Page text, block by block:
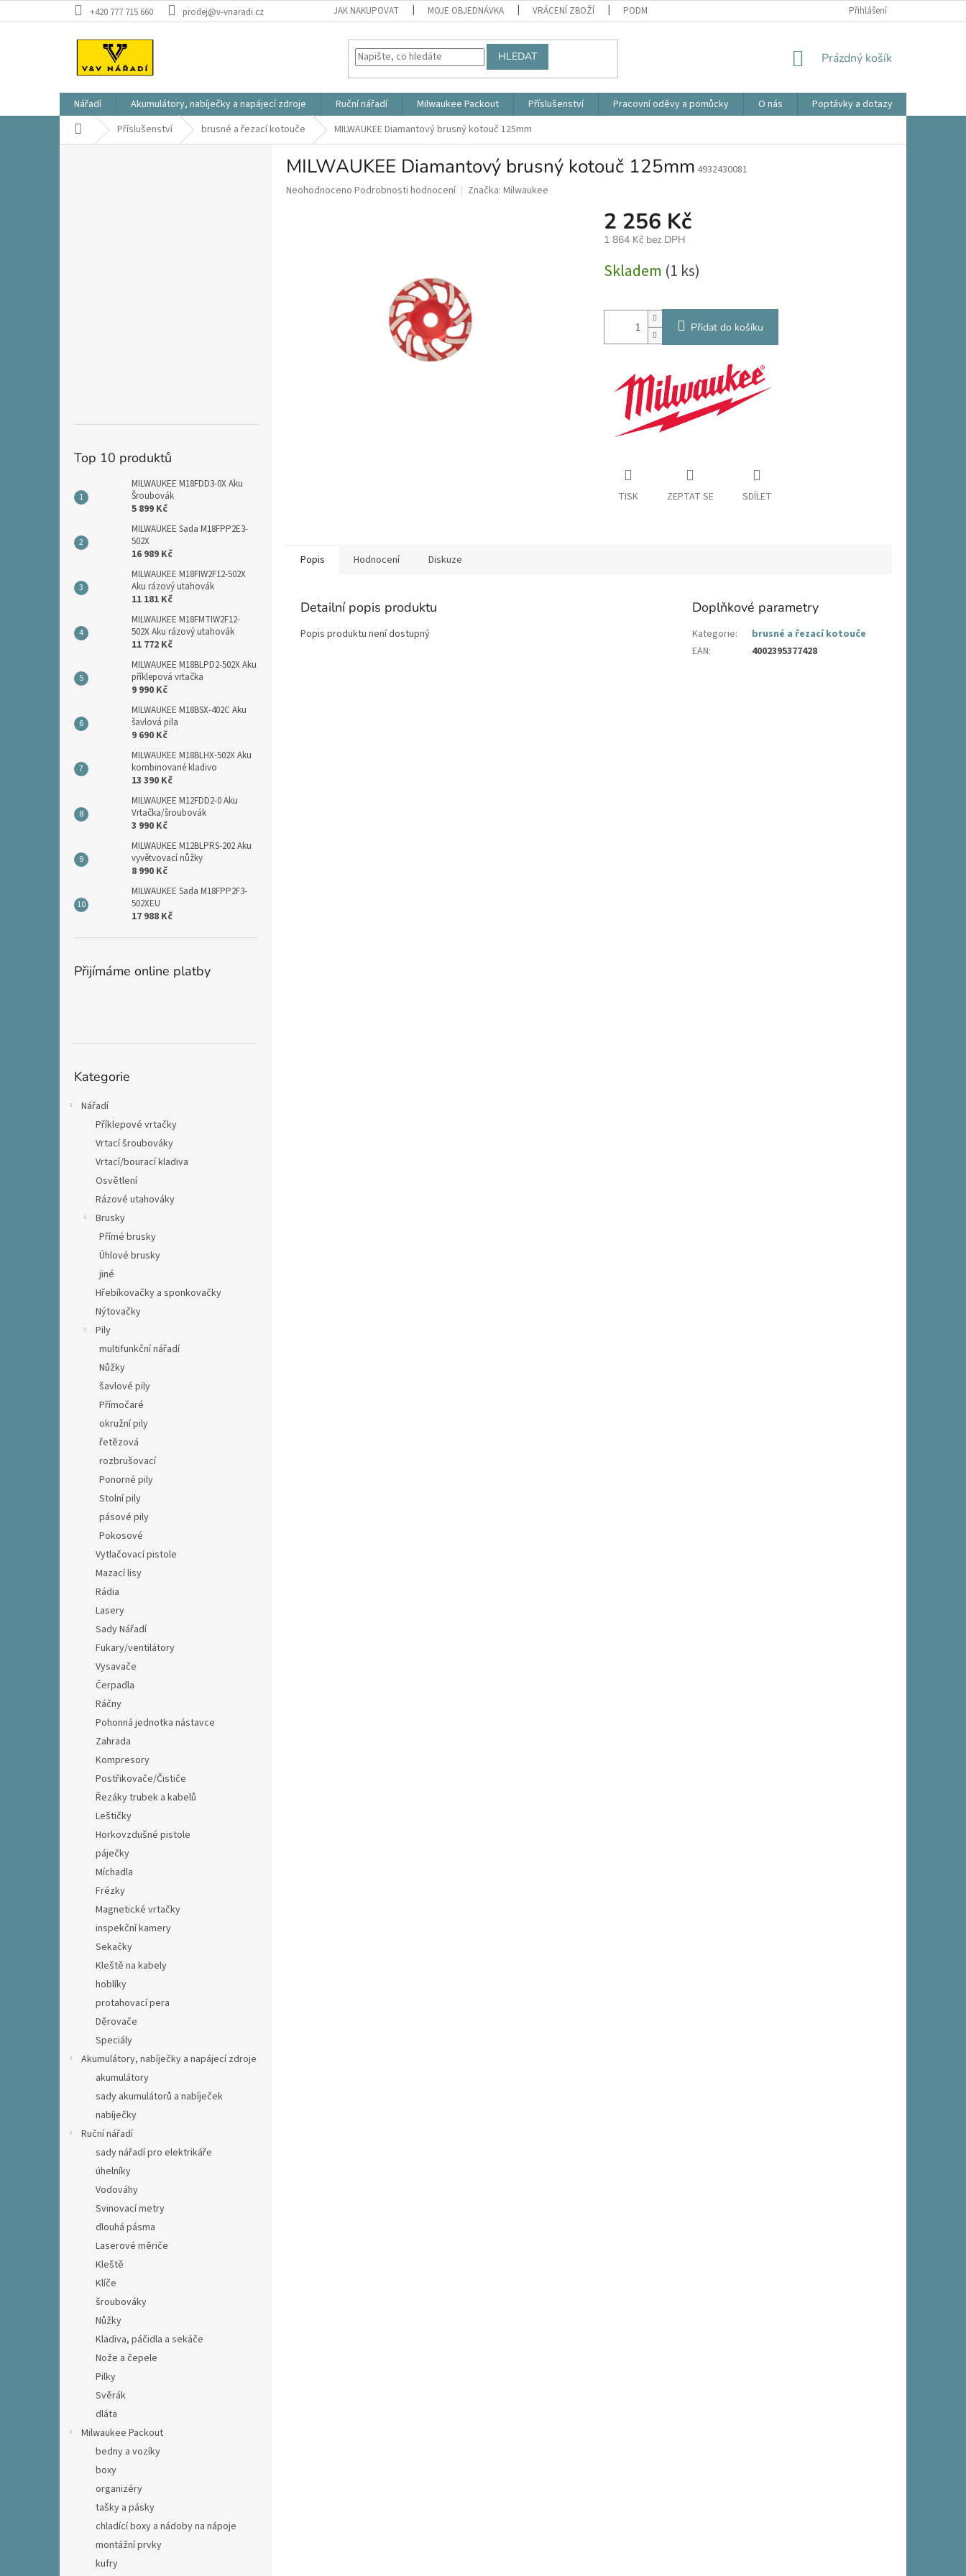
na
+420 777 715 660 prodej@v-vnaradi.cz JAK NAKUPOVAT MOJE OBJEDNÁVKA VRÁCENÍ ZBOŽÍ PODMÍNKY OCHRANY OSOBNÍCH ÚDAJŮ OBCHODNÍ PODMÍNKY
Přihlášení
HLEDAT
NÁKUPNÍ
Prázdný košík
Nářadí Akumulátory, nabíječky a napájecí zdroje Ruční nářadí Milwaukee Packout Příslušenství Pracovní oděvy a pomůcky O nás Poptávky a dotazy
Domů Příslušenství brusné a řezací kotouče MILWAUKEE Diamantový brusný kotouč 125mm
Top 10 produktů
MILWAUKEE M18FDD3-0X Aku
Šroubovák
5 899 Kč
MILWAUKEE Sada M18FPP2E3-
502X
16 989 Kč
MILWAUKEE M18FIW2F12-502X
Aku rázový utahovák
11 181 Kč
MILWAUKEE M18FMTIW2F12-
502X Aku rázový utahovák
11 772 Kč
MILWAUKEE M18BLPD2-502X Aku
příklepová vrtačka
9 990 Kč
MILWAUKEE M18BSX-402C Aku
šavlová pila
9 690 Kč
MILWAUKEE M18BLHX-502X Aku
kombinované kladivo
13 390 Kč
MILWAUKEE M12FDD2-0 Aku
Vrtačka/šroubovák
3 990 Kč
MILWAUKEE M12BLPRS-202 Aku
vyvětvovací nůžky
8 990 Kč
MILWAUKEE Sada M18FPP2F3-
502XEU
17 988 Kč
Přijímáme online platby
kategorie
Kategorie
Nářadí
Příklepové vrtačky
Vrtací šroubováky
Vrtací/bourací kladiva
Osvětlení
Rázové utahováky
Brusky
Přímé brusky
Úhlové brusky
jiné
Hřebíkovačky a sponkovačky
Nýtovačky
Pily
multifunkční nářadí
Nůžky
šavlové pily
Přímočaré
okružní pily
řetězová
rozbrušovací
Ponorné pily
Stolní pily
pásové pily
Pokosové
Vytlačovací pistole
Mazací lisy
Rádia
Lasery
Sady Nářadí
Fukary/ventilátory
Vysavače
Čerpadla
Ráčny
Pohonná jednotka nástavce
Zahrada
Kompresory
Postřikovače/Čističe
Řezáky trubek a kabelů
Leštičky
Horkovzdušné pistole
páječky
Míchadla
Frézky
Magnetické vrtačky
inspekční kamery
Sekačky
Kleště na kabely
hoblíky
protahovací pera
Děrovače
Speciály
Akumulátory, nabíječky a napájecí zdroje
akumulátory
sady akumulátorů a nabíječek
nabíječky
Ruční nářadí
sady nářadí pro elektrikáře
úhelníky
Vodováhy
Svinovací metry
dlouhá pásma
Laserové měriče
Kleště
Klíče
šroubováky
Nůžky
Kladiva, páčidla a sekáče
Nože a čepele
Pilky
Svěrák
dláta
Milwaukee Packout
bedny a vozíky
boxy
organizéry
tašky a pásky
chladící boxy a nádoby na nápoje
montážní prvky
kufry
MILWAUKEE Diamantový brusný kotouč 125mm 4932430081
Průměrné
Neohodnoceno Podrobnosti hodnocení Značka: Milwaukee
2 256 Kč
1 864 Kč bez DPH
cena:
Skladem (1 ks)
Přidat do košíku
TISK ZEPTAT SE SDÍLET
Popis Hodnocení Diskuze
Detailní popis produktu
Popis produktu není dostupný
Doplňkové parametry
Kategorie:
brusné a řezací kotouče
EAN: 4002395377428